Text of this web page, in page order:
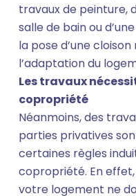
travaux de peinture,
salle de bain ou
la pose d’une
l’adaptation du
Les travaux
copropriété
Néanmoins, des
parties privatives
certaines règles
copropriété. En
votre logement ne